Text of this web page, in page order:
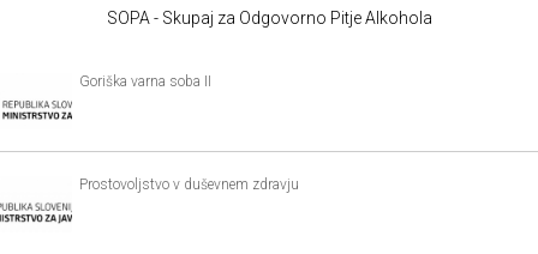
SOPA - Skupaj za Odgovorno Pitje Alkohola
Goriška varna soba II
Prostovoljstvo v duševnem zdravju